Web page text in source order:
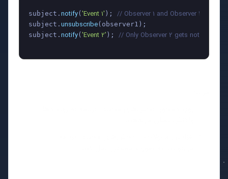
subject. notify( 'Event 1' ); // Observer 1 and Observer 2 get
subject. unsubscribe(observer1);
subject. notify( 'Event 2' ); // Only Observer 2 gets notified